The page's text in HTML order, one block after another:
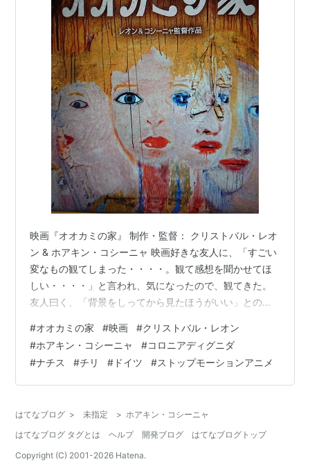
映画『オオカミの家』 制作・監督： クリストバル・レオ
ン & ホアキン・コシーニャ 映画好きな友人に、「すごい
変なもの観てしまった・・・・。観て感想を聞かせてほ
しい・・・・」と言われ、気になったので、観てきた。
友人曰く、「背景をしってから見たほうがいい」とのこ
前予習してから観に行った。だって、怖いっていう
し、、、、。 映画の公式HPによれば、 ”むかしむかし、
あるところにマリアという美しい娘と、二匹の子ブタが
いました ――。実在のコミューン【コロニア・ディグニ
アニメーション クリストバル・…
#オオカミの家 #映画 #クリストバル・レオン
#ホアキン・コシーニャ #コロニアディグニダ
#ナチス #チリ # ドイツ #ストップモーションアニメ
はてなブログ > 未指定 > ホアキン・コシーニャ
はてなブログ タグとは
ヘルプ 開発ブログ
はてなブログトップ
Copyright (C) 2001-2026 Hatena.